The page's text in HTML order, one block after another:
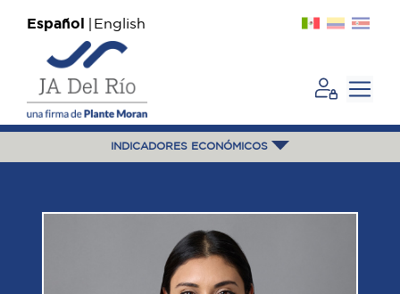
Español English
INDICADORES ECONÓMICOS